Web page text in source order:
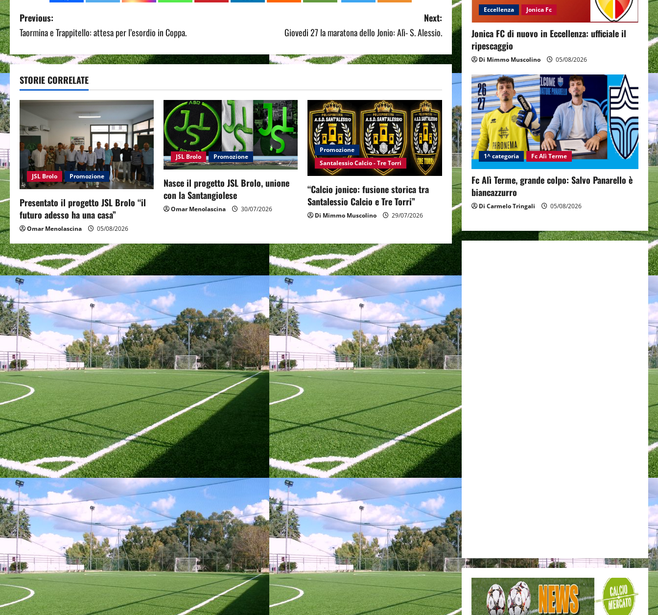
P
o
s
t
n
a
v
i
g
a
t
i
o
n
Previous:
Taormina e Trappitello: attesa per l’esordio in Coppa.
Next:
Giovedi 27 la maratona dello Jonio: Alì- S. Alessio.
STORIE CORRELATE
JSL Brolo Promozione
Presentato il progetto JSL Brolo “il
futuro adesso ha una casa”
Omar Menolascina 05/08/2026
JSL Brolo Promozione
Nasce il progetto JSL Brolo, unione
con la Santangiolese
Omar Menolascina 30/07/2026
Promozione
Santalessio Calcio - Tre Torri
“Calcio jonico: fusione storica tra
Santalessio Calcio e Tre Torri”
Di Mimmo Muscolino 29/07/2026
Eccellenza Jonica Fc
Jonica FC di nuovo in Eccellenza: ufficiale il
ripescaggio
Di Mimmo Muscolino 05/08/2026
1^ categoria Fc Alì Terme
Fc Alì Terme, grande colpo: Salvo Panarello è
biancazzurro
Di Carmelo Tringali 05/08/2026